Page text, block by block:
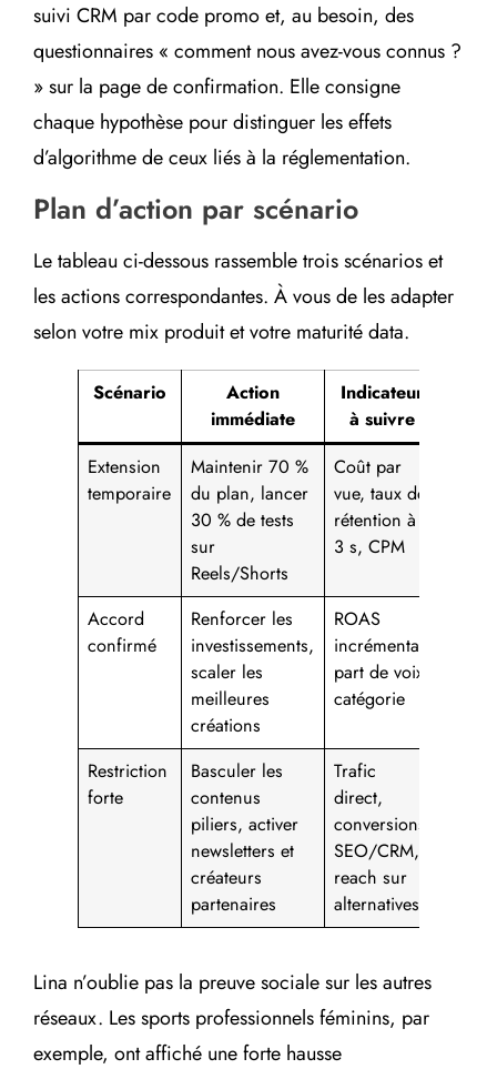
suivi CRM par code promo et, au besoin, des
questionnaires « comment nous avez-vous connus ?
» sur la page de confirmation. Elle consigne
chaque hypothèse pour distinguer les effets
d’algorithme de ceux liés à la réglementation.
Plan d’action par scénario
Le tableau ci-dessous rassemble trois scénarios et
les actions correspondantes. À vous de les adapter
selon votre mix produit et votre maturité data.
Scénario
Action
immédiate
Indicateur
à suivre
Extension
temporaire
Maintenir 70 %
du plan, lancer
30 % de tests
sur
Reels/Shorts
Coût par
vue, taux de
rétention à
3 s, CPM
Accord
confirmé
Renforcer les
investissements,
scaler les
meilleures
créations
ROAS
incrémental,
part de voix
catégorie
Restriction
forte
Basculer les
contenus
piliers, activer
newsletters et
créateurs
partenaires
Trafic
direct,
conversions
SEO/CRM,
reach sur
alternatives
Lina n’oublie pas la preuve sociale sur les autres
réseaux. Les sports professionnels féminins, par
exemple, ont affiché une forte hausse